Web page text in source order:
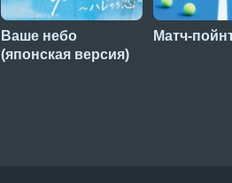
Ваше небо
(японская версия)
Матч-